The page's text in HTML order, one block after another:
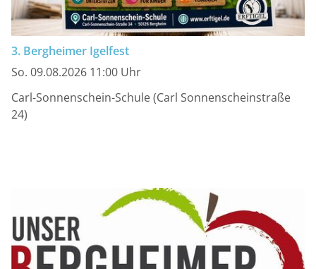
3. Bergheimer Igelfest
So. 09.08.2026 11:00 Uhr
Carl-Sonnenschein-Schule (Carl Sonnenscheinstraße
24)